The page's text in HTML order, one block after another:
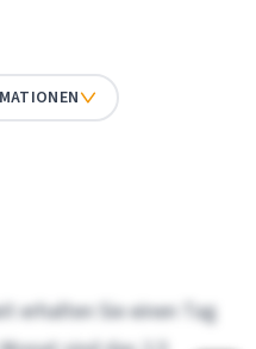
erhalten Sie einen Tag